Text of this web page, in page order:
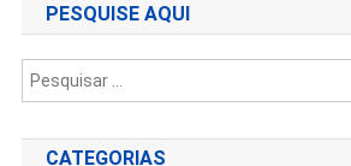
PESQUISE AQUI
CATEGORIAS